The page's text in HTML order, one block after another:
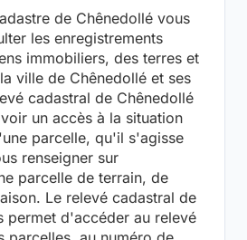
de Chênedollé vous
les enregistrements
immobiliers, des terres et
ville de Chênedollé et ses
cadastral de Chênedollé
un accès à la situation
parcelle, qu'il s'agisse
renseigner sur
parcelle de terrain, de
Le relevé cadastral de
permet d'accéder au relevé